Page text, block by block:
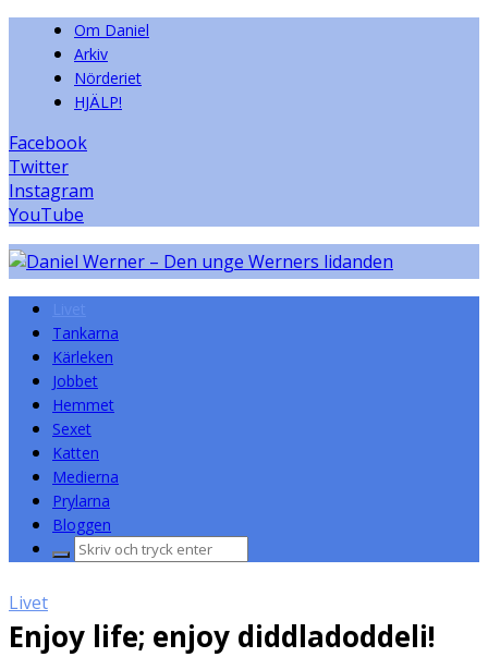
Om Daniel
Arkiv
Nörderiet
HJÄLP!
Facebook
Twitter
Instagram
YouTube
Tankarna
Kärleken
Jobbet
Hemmet
Sexet
Katten
Medierna
Prylarna
Bloggen
Sök
Livet
Enjoy life; enjoy diddladoddeli!